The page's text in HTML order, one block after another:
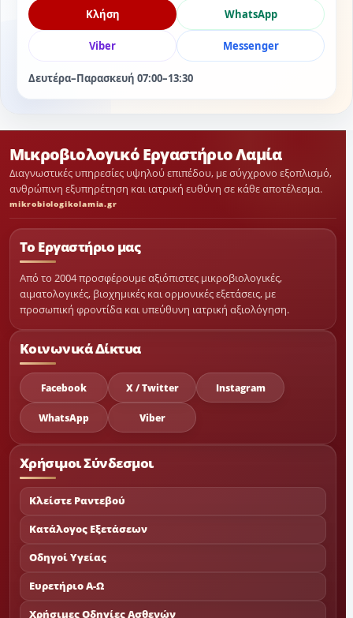
Κλήση WhatsApp
Viber Messenger
Δευτέρα–Παρασκευή 07:00–13:30
Μικροβιολογικό Εργαστήριο Λαμία
Διαγνωστικές υπηρεσίες υψηλού επιπέδου, με σύγχρονο εξοπλισμό,
ανθρώπινη εξυπηρέτηση και ιατρική ευθύνη σε κάθε αποτέλεσμα.
mikrobiologikolamia.gr
Το Εργαστήριο μας
Από το 2004 προσφέρουμε αξιόπιστες μικροβιολογικές,
αιματολογικές, βιοχημικές και ορμονικές εξετάσεις, με
προσωπική φροντίδα και υπεύθυνη ιατρική αξιολόγηση.
Κοινωνικά Δίκτυα
Facebook X / Twitter Instagram
WhatsApp Viber
Χρήσιμοι Σύνδεσμοι
Κλείστε Ραντεβού
Κατάλογος Εξετάσεων
Οδηγοί Υγείας
Ευρετήριο Α-Ω
Χρήσιμες Οδηγίες Ασθενών